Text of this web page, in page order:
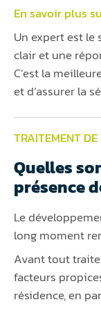
En savoir plus
Un expert est
clair et une
C’est la
et d’assurer la
TRAITEMENT
Quelles
présence
Le
long moment
Avant tout
facteurs
résidence, en